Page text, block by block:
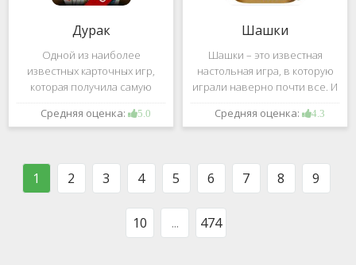
Дурак
Одной из наиболее
известных карточных игр,
которая получила самую
большую известность среди
всех людей всех возрастных
такого человека, который бы
Средняя оценка: 5.0
Шашки
Шашки – это известная
настольная игра, в которую
играли наверно почти все. И
это не странно. Эта игра
имеет не сложные правила и
свободное время, но
Средняя оценка: 4.3
1 2 3 4 5 6 7 8 9
10 ... 474